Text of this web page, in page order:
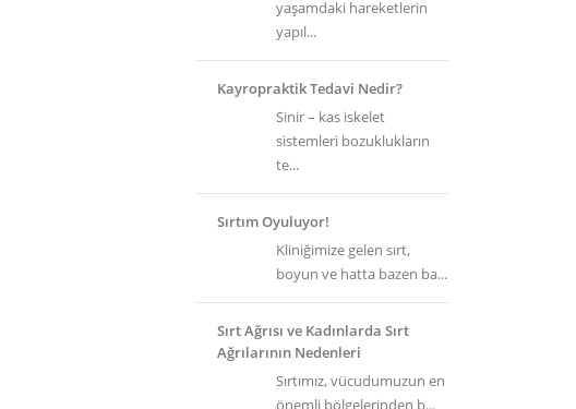
yaşamdaki hareketlerin
yapıl...
Kayropraktik Tedavi Nedir?
Sinir – kas iskelet
sistemleri bozuklukların
te...
Sırtım Oyuluyor!
Kliniğimize gelen sırt,
boyun ve hatta bazen ba...
Sırt Ağrısı ve Kadınlarda Sırt
Ağrılarının Nedenleri
Sırtımız, vücudumuzun en
önemli bölgelerinden b...